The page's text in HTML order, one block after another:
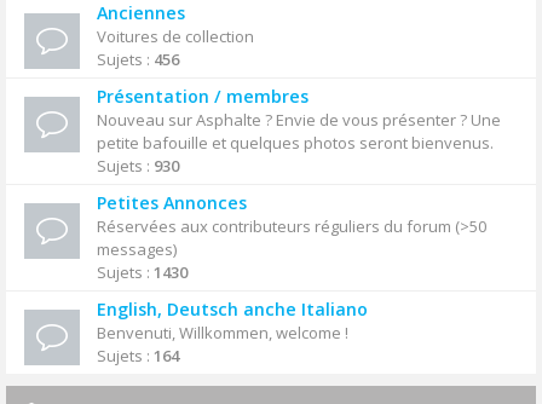
Anciennes
Voitures de collection
Sujets : 456
Présentation / membres
Nouveau sur Asphalte ? Envie de vous présenter ? Une
petite bafouille et quelques photos seront bienvenus.
Sujets : 930
Petites Annonces
Réservées aux contributeurs réguliers du forum (>50
messages)
Sujets : 1430
English, Deutsch anche Italiano
Benvenuti, Willkommen, welcome !
Sujets : 164